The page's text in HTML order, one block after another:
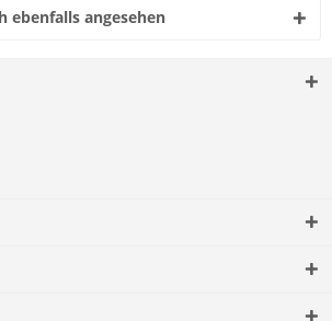
ebenfalls angesehen